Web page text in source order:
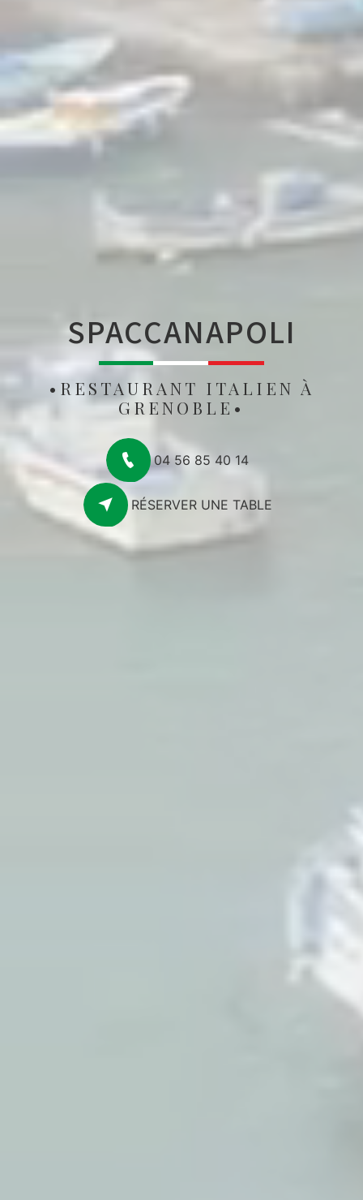
SPACCANAPOLI
RESTAURANT ITALIEN À
GRENOBLE
04 56 85 40 14
RÉSERVER UNE TABLE